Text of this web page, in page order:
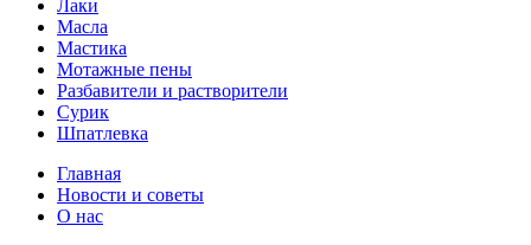
Лаки
Масла
Мастика
Мотажные пены
Разбавители и растворители
Сурик
Шпатлевка
Главная
Новости и советы
О нас